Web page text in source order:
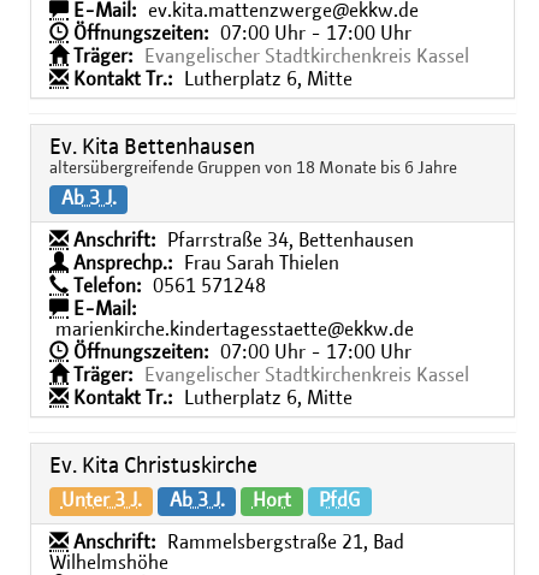
E-Mail:
ev.kita.mattenzwerge@ekkw.de
Öffnungszeiten:
07:00 Uhr - 17:00 Uhr
Träger:
Evangelischer Stadtkirchenkreis Kassel
Kontakt Tr.:
Lutherplatz 6, Mitte
Ev. Kita Bettenhausen
altersübergreifende Gruppen von 18 Monate bis 6 Jahre
Ab 3 J.
Anschrift:
Pfarrstraße 34, Bettenhausen
Ansprechp.:
Frau Sarah Thielen
Telefon:
0561 571248
E-Mail:
marienkirche.kindertagesstaette@ekkw.de
Öffnungszeiten:
07:00 Uhr - 17:00 Uhr
Träger:
Evangelischer Stadtkirchenkreis Kassel
Kontakt Tr.:
Lutherplatz 6, Mitte
Ev. Kita Christuskirche
Unter 3 J. Ab 3 J. Hort PfdG
Anschrift:
Rammelsbergstraße 21, Bad
Wilhelmshöhe